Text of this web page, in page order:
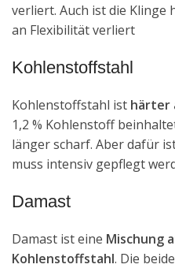
verliert. Auch ist die Klinge
an Flexibilität verliert
Kohlenstoffstahl
Kohlenstoffstahl ist härter
1,2 % Kohlenstoff
länger scharf. Aber dafür
muss intensiv gepflegt
Damast
Damast ist eine Mischung
Kohlenstoffstahl. Die